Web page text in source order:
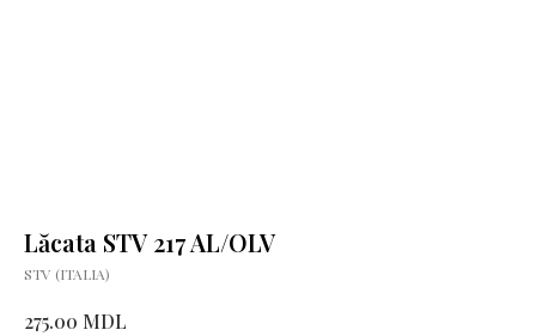
Lăcata STV 217 AL/OLV
STV (ITALIA)
275.00 MDL